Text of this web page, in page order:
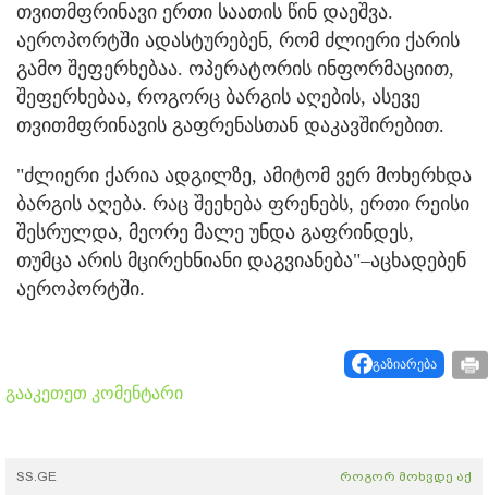
თვითმფრინავი ერთი საათის წინ დაეშვა.
აეროპორტში ადასტურებენ, რომ ძლიერი ქარის
გამო შეფერხებაა. ოპერატორის ინფორმაციით,
შეფერხებაა, როგორც ბარგის აღების, ასევე
თვითმფრინავის გაფრენასთან დაკავშირებით.
"ძლიერი ქარია ადგილზე, ამიტომ ვერ მოხერხდა
ბარგის აღება. რაც შეეხება ფრენებს, ერთი რეისი
შესრულდა, მეორე მალე უნდა გაფრინდეს,
თუმცა არის მცირეხნიანი დაგვიანება"–აცხადებენ
აეროპორტში.
გაზიარება
გააკეთეთ კომენტარი
SS.GE როგორ მოხვდე აქ